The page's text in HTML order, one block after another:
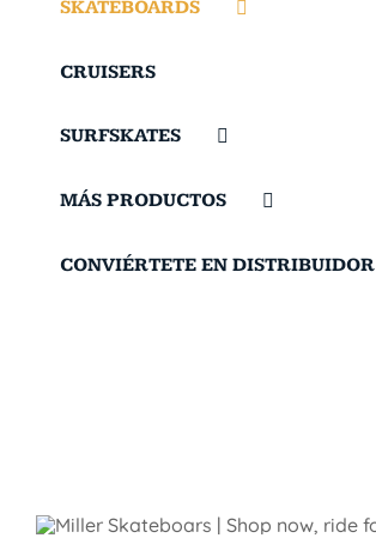
SKATEBOARDS
CRUISERS
SURFSKATES
MÁS PRODUCTOS
CONVIÉRTETE EN DISTRIBUIDOR